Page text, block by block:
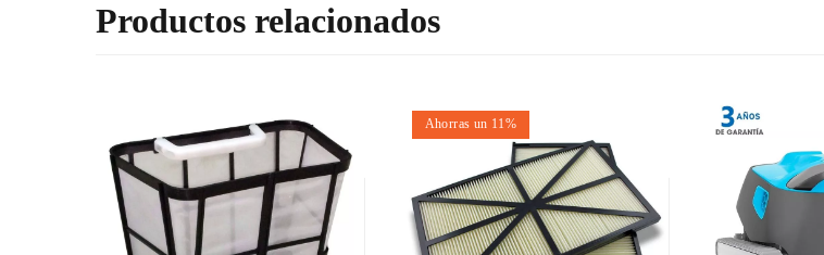
Productos relacionados
Ahorras un 11%